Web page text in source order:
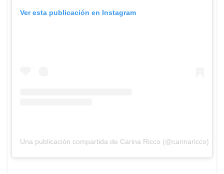
Ver esta publicación en Instagram
Una publicación compartida de Carina Ricco (@carinaricco)